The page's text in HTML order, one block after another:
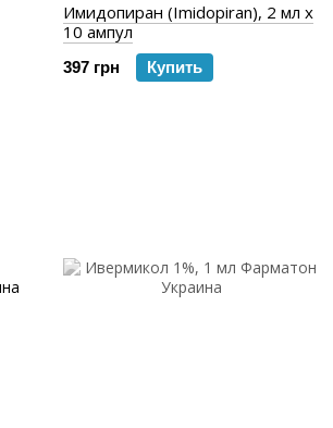
Имидопиран (Imidopiran), 2 мл х
10 ампул
397 грн Купить